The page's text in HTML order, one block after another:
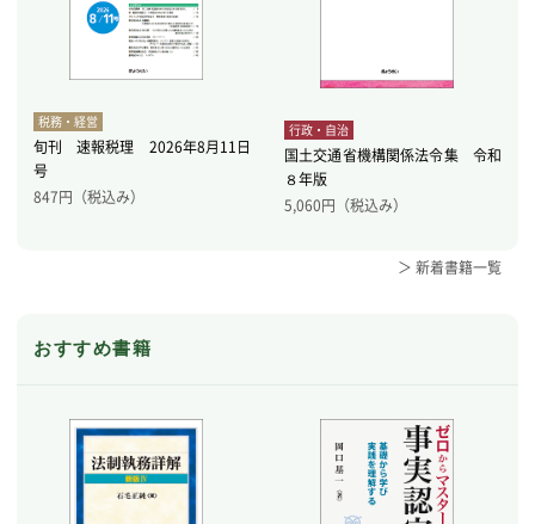
税務・経営
旬刊 速報税理 2026年8月11日
号
847円（税込み）
行政・自治
国土交通省機構関係法令集 令和
８年版
5,060円（税込み）
＞ 新着書籍一覧
おすすめ書籍